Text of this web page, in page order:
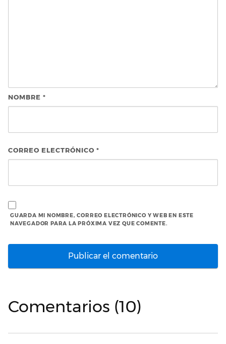
NOMBRE *
CORREO ELECTRÓNICO *
GUARDA MI NOMBRE, CORREO ELECTRÓNICO Y WEB EN ESTE
NAVEGADOR PARA LA PRÓXIMA VEZ QUE COMENTE.
Comentarios (10)